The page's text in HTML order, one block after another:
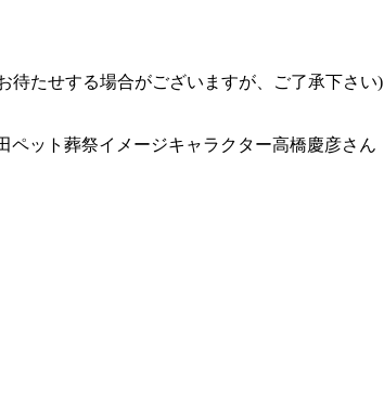
たせする場合がございますが、ご了承下さい)